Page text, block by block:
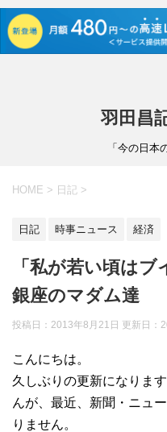
羽田昌
「今の日本
HOME > 日記 >
日記 時事ニュース 経済
「私が若い頃は
銀座のマダム達
投稿日：2013年8月21日 更新日：
こんにちは。
久しぶりの更新になりま
んが、最近、新聞・ニュ
りません。